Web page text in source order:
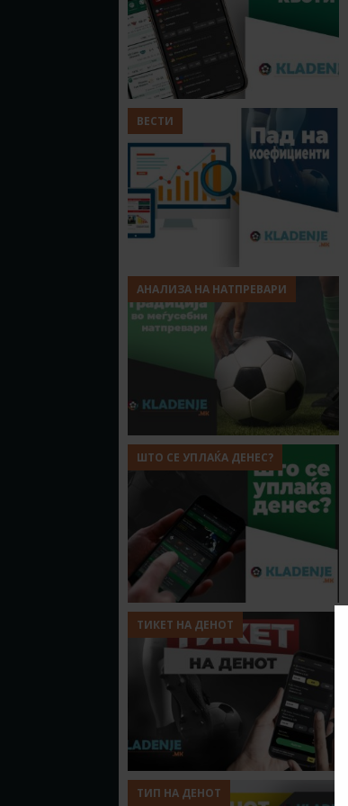
ВЕСТИ
АНАЛИЗА НА НАТПРЕВАРИ
ШТО СЕ УПЛАЌА ДЕНЕС?
ТИКЕТ НА ДЕНОТ
ТИП НА ДЕНОТ